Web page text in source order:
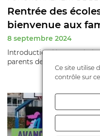
Rentrée des
bienvenue aux
8 septembre 2024
Introduction Nous
parents de nos écoles
Ce site utilise
contrôle sur